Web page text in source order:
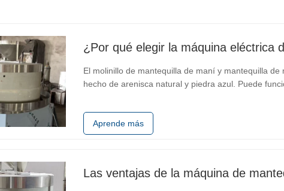
¿Por qué elegir la máquina eléctrica
El molinillo de mantequilla de maní y mantequilla
hecho de arenisca natural y piedra azul. Puede
La velocidad de molienda puede…
Aprende más